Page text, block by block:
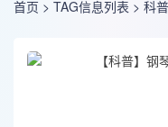
首页 > TAG信息列表 > 科普